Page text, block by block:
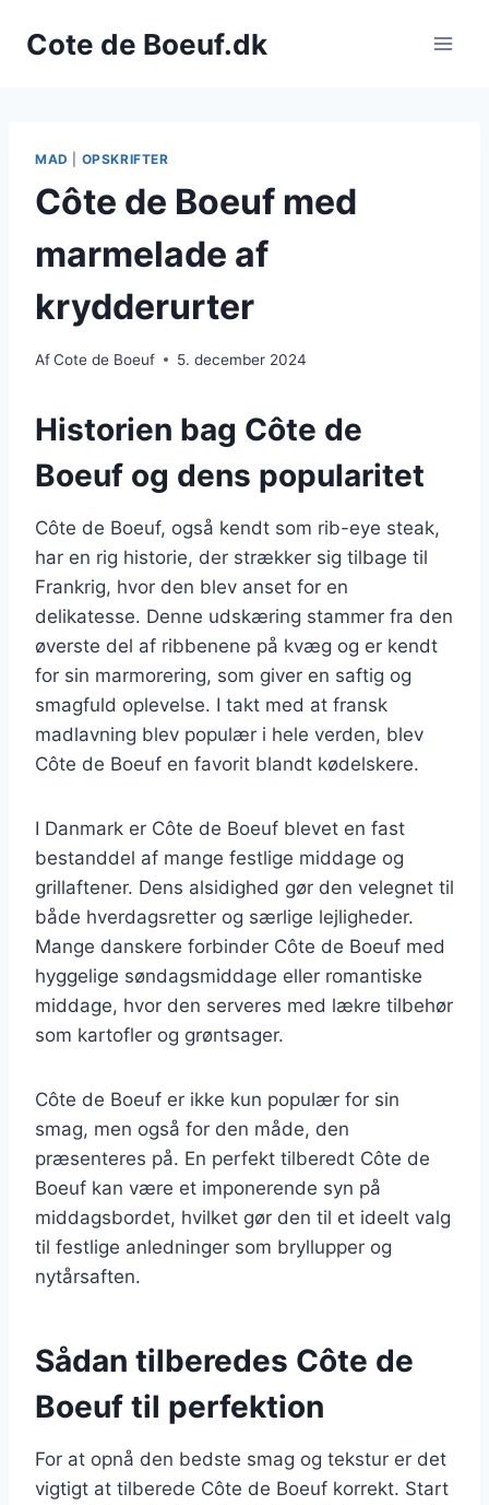
Cote de Boeuf.dk
MAD OPSKRIFTER
Côte de Boeuf med
marmelade af
krydderurter
AfCote de Boeuf 5. december 2024
Historien bag Côte de
Boeuf og dens popularitet
Côte de Boeuf, også kendt som rib-eye steak,
har en rig historie, der strækker sig tilbage til
Frankrig, hvor den blev anset for en
delikatesse. Denne udskæring stammer fra den
øverste del af ribbenene på kvæg og er kendt
for sin marmorering, som giver en saftig og
smagfuld oplevelse. I takt med at fransk
madlavning blev populær i hele verden, blev
Côte de Boeuf en favorit blandt kødelskere.
I Danmark er Côte de Boeuf blevet en fast
bestanddel af mange festlige middage og
grillaftener. Dens alsidighed gør den velegnet til
både hverdagsretter og særlige lejligheder.
Mange danskere forbinder Côte de Boeuf med
hyggelige søndagsmiddage eller romantiske
middage, hvor den serveres med lækre tilbehør
som kartofler og grøntsager.
Côte de Boeuf er ikke kun populær for sin
smag, men også for den måde, den
præsenteres på. En perfekt tilberedt Côte de
Boeuf kan være et imponerende syn på
middagsbordet, hvilket gør den til et ideelt valg
til festlige anledninger som bryllupper og
nytårsaften.
Sådan tilberedes Côte de
Boeuf til perfektion
For at opnå den bedste smag og tekstur er det
vigtigt at tilberede Côte de Boeuf korrekt. Start